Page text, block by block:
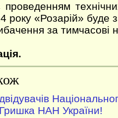
проведенням
року «Розарій» буде
за тимчасові
НАН України!